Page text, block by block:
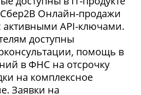
Онлайн-продажи
активными API-ключами.
доступны
помощь в
в ФНС на отсрочку
на комплексное
Заявки на